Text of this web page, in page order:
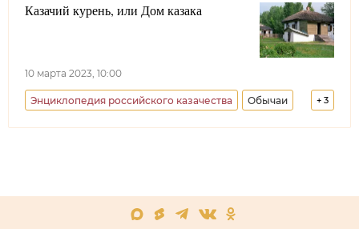
Казачий курень, или Дом казака
10 марта 2023, 10:00
+ 3
Энциклопедия российского казачества Обычаи
Всевеликое войско Донское Ростовская область